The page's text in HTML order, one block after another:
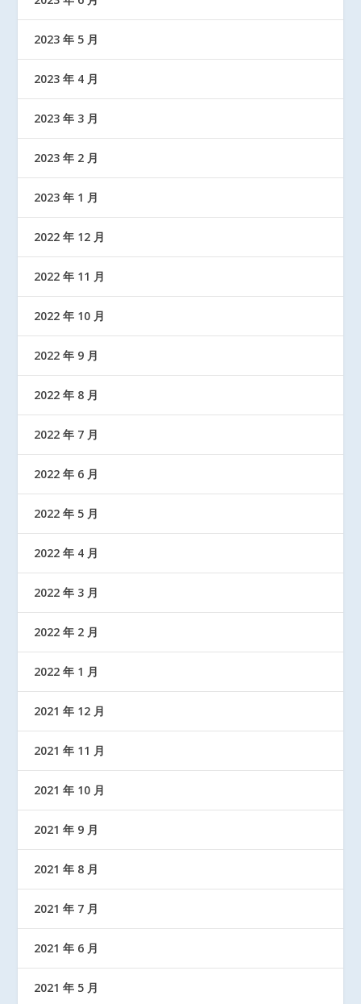
2023 年 5 月
2023 年 4 月
2023 年 3 月
2023 年 2 月
2023 年 1 月
2022 年 12 月
2022 年 11 月
2022 年 10 月
2022 年 9 月
2022 年 8 月
2022 年 7 月
2022 年 6 月
2022 年 5 月
2022 年 4 月
2022 年 3 月
2022 年 2 月
2022 年 1 月
2021 年 12 月
2021 年 11 月
2021 年 10 月
2021 年 9 月
2021 年 8 月
2021 年 7 月
2021 年 6 月
2021 年 5 月